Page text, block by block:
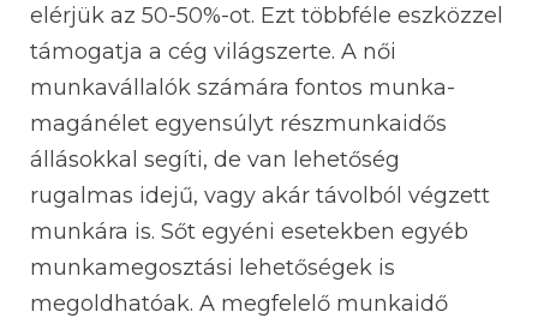
elérjük az 50-50%-ot. Ezt többféle eszközzel
támogatja a cég világszerte. A női
munkavállalók számára fontos munka-
magánélet egyensúlyt részmunkaidős
állásokkal segíti, de van lehetőség
rugalmas idejű, vagy akár távolból végzett
munkára is. Sőt egyéni esetekben egyéb
munkamegosztási lehetőségek is
megoldhatóak. A megfelelő munkaidő